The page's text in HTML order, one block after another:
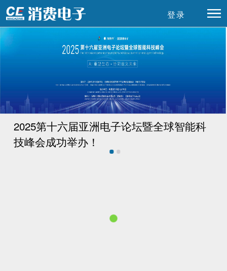
登录
首页
高端访谈
特别企划
评测
明星潮人
环球资讯
关于杂志
消费保
2025第十六届亚洲电子论坛暨全球智能科
技峰会成功举办！